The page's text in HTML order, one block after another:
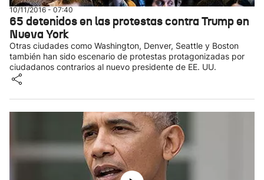
10/11/2016 - 07:40
65 detenidos en las protestas contra Trump en
Nueva York
Otras ciudades como Washington, Denver, Seattle y Boston
también han sido escenario de protestas protagonizadas por
ciudadanos contrarios al nuevo presidente de EE. UU.